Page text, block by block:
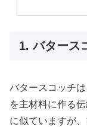
1. バタース
バタースコッチ
を主材料に作る
に似ていますが